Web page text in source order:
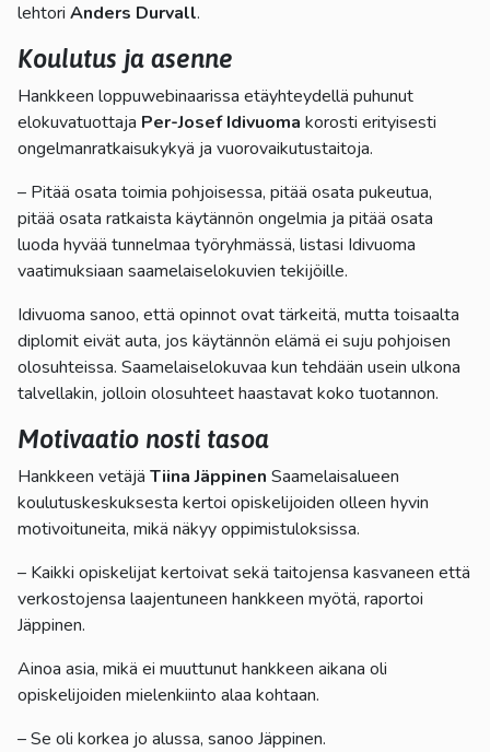
lehtori Anders Durvall.
Koulutus ja asenne
Hankkeen loppuwebinaarissa etäyhteydellä puhunut
elokuvatuottaja Per-Josef Idivuoma korosti erityisesti
ongelmanratkaisukykyä ja vuorovaikutustaitoja.
– Pitää osata toimia pohjoisessa, pitää osata pukeutua,
pitää osata ratkaista käytännön ongelmia ja pitää osata
luoda hyvää tunnelmaa työryhmässä, listasi Idivuoma
vaatimuksiaan saamelaiselokuvien tekijöille.
Idivuoma sanoo, että opinnot ovat tärkeitä, mutta toisaalta
diplomit eivät auta, jos käytännön elämä ei suju pohjoisen
olosuhteissa. Saamelaiselokuvaa kun tehdään usein ulkona
talvellakin, jolloin olosuhteet haastavat koko tuotannon.
Motivaatio nosti tasoa
Hankkeen vetäjä Tiina Jäppinen Saamelaisalueen
koulutuskeskuksesta kertoi opiskelijoiden olleen hyvin
motivoituneita, mikä näkyy oppimistuloksissa.
– Kaikki opiskelijat kertoivat sekä taitojensa kasvaneen että
verkostojensa laajentuneen hankkeen myötä, raportoi
Jäppinen.
Ainoa asia, mikä ei muuttunut hankkeen aikana oli
opiskelijoiden mielenkiinto alaa kohtaan.
– Se oli korkea jo alussa, sanoo Jäppinen.